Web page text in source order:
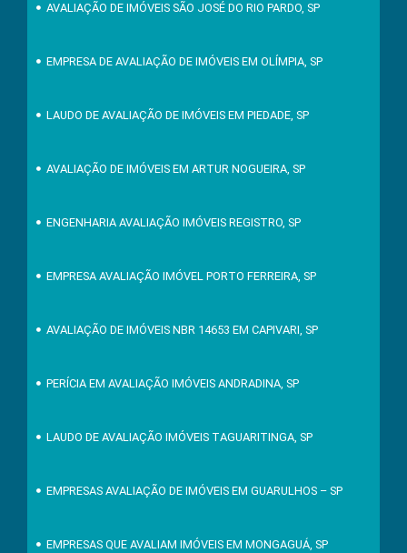
AVALIAÇÃO DE IMÓVEIS SÃO JOSÉ DO RIO PARDO, SP
EMPRESA DE AVALIAÇÃO DE IMÓVEIS EM OLÍMPIA, SP
LAUDO DE AVALIAÇÃO DE IMÓVEIS EM PIEDADE, SP
AVALIAÇÃO DE IMÓVEIS EM ARTUR NOGUEIRA, SP
ENGENHARIA AVALIAÇÃO IMÓVEIS REGISTRO, SP
EMPRESA AVALIAÇÃO IMÓVEL PORTO FERREIRA, SP
AVALIAÇÃO DE IMÓVEIS NBR 14653 EM CAPIVARI, SP
PERÍCIA EM AVALIAÇÃO IMÓVEIS ANDRADINA, SP
LAUDO DE AVALIAÇÃO IMÓVEIS TAGUARITINGA, SP
EMPRESAS AVALIAÇÃO DE IMÓVEIS EM GUARULHOS – SP
EMPRESAS QUE AVALIAM IMÓVEIS EM MONGAGUÁ, SP